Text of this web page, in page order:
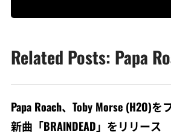
Related Posts: Papa
Papa Roach、Toby Morse (H2O)
新曲「BRAINDEAD」をリリース